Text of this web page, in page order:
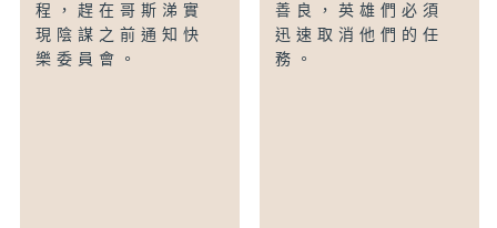
程，趕在哥斯涕實
現陰謀之前通知快
樂委員會。
善良，英雄們必須
迅速取消他們的任
務。